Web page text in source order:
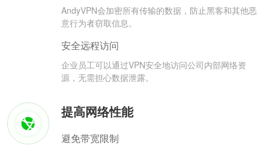
AndyVPN会加密所有传输的数据，防止黑客和其他恶
意行为者窃取信息。
安全远程访问
企业员工可以通过VPN安全地访问公司内部网络资
源，无需担心数据泄露。
提高网络性能
避免带宽限制